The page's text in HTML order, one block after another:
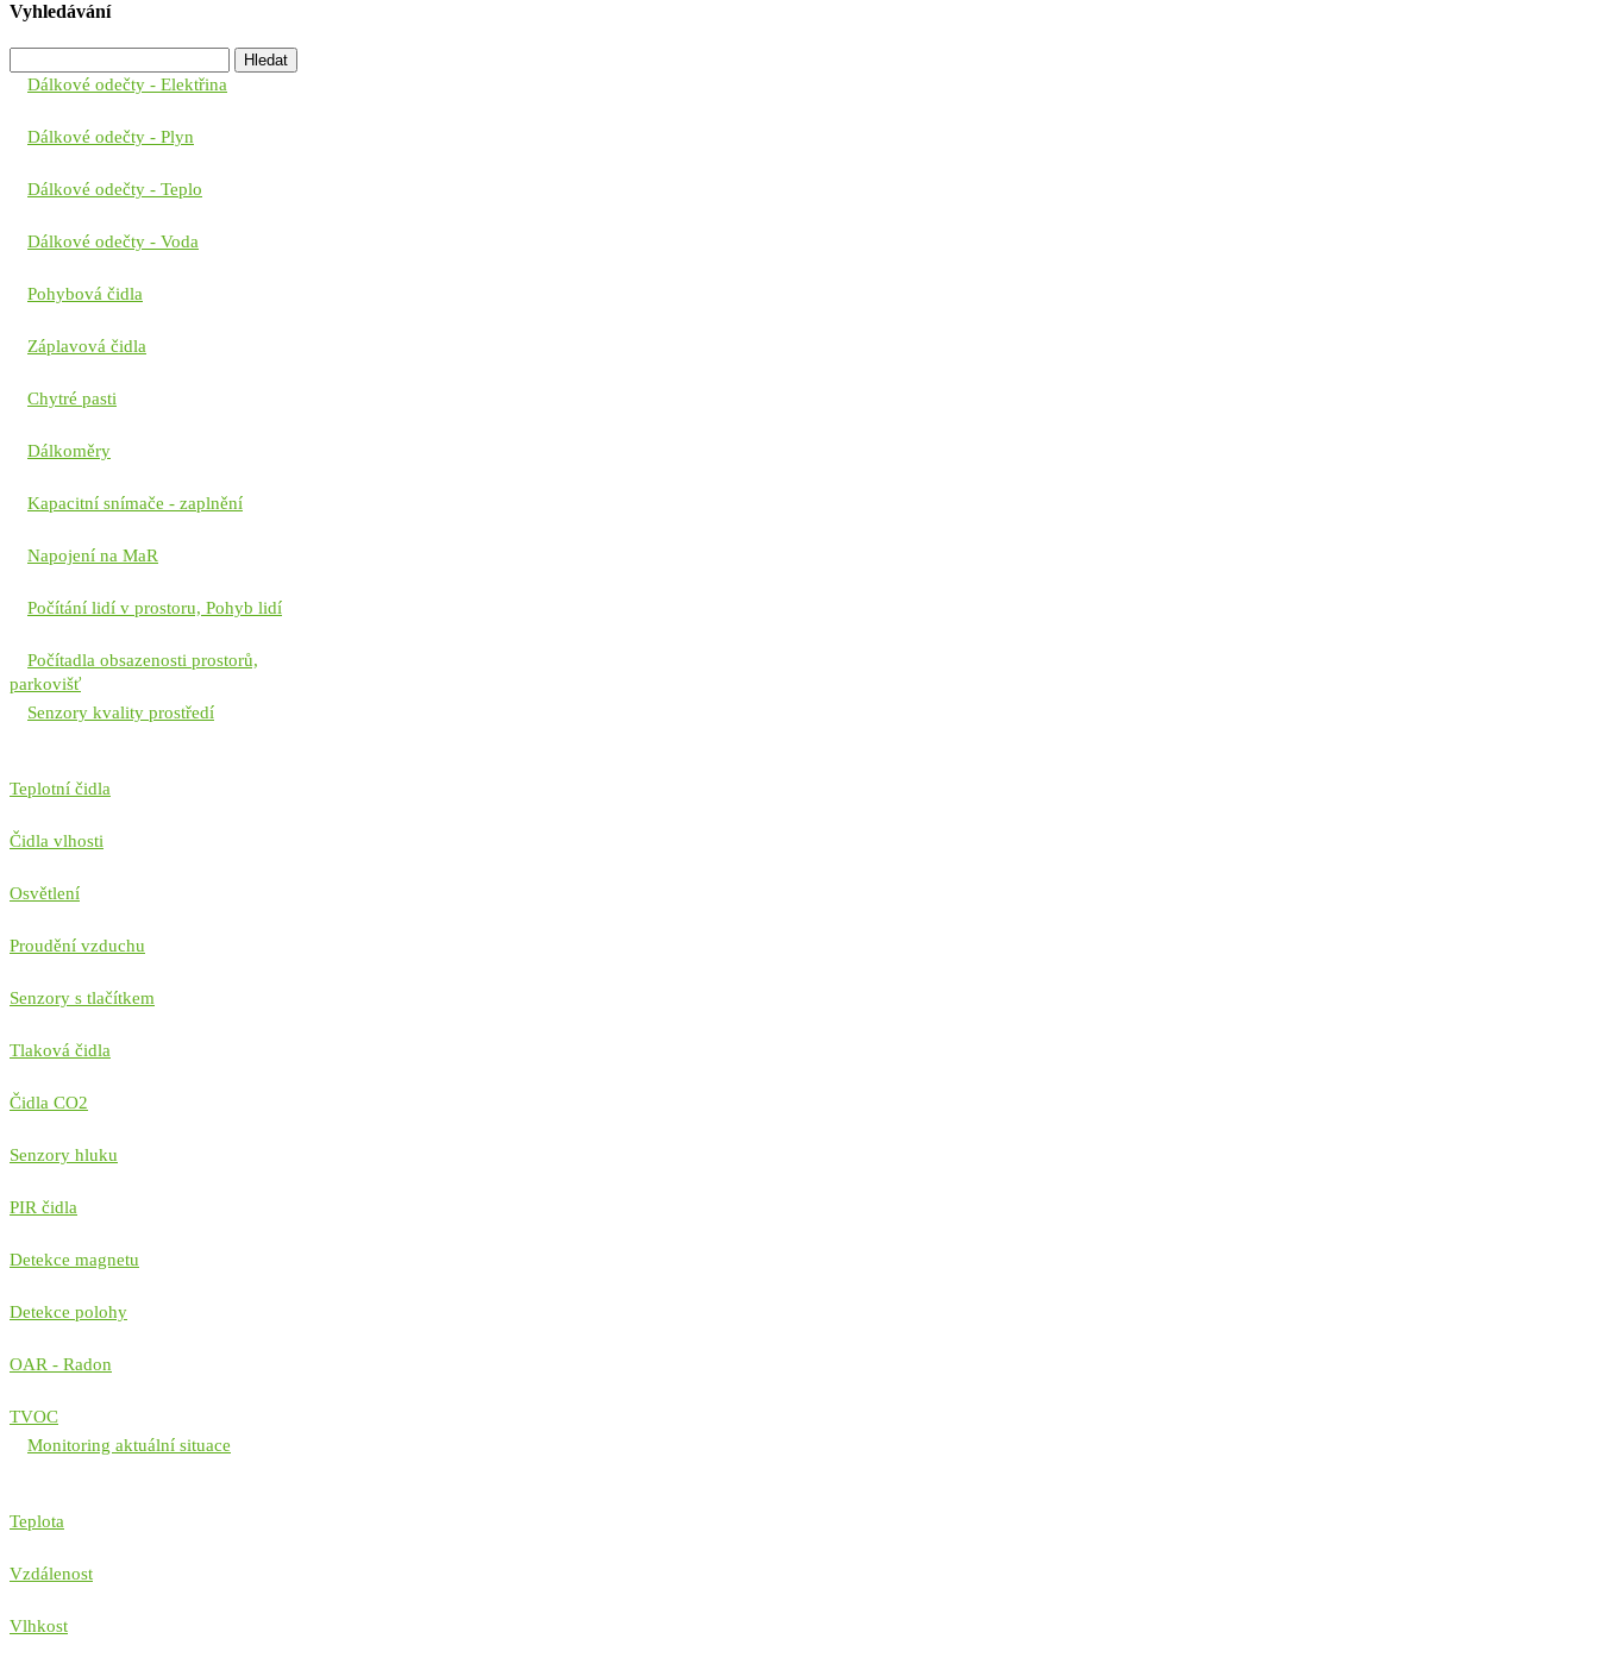
Vyhledávání
Dálkové odečty - Elektřina
Dálkové odečty - Plyn
Dálkové odečty - Teplo
Dálkové odečty - Voda
Pohybová čidla
Záplavová čidla
Chytré pasti
Dálkoměry
Kapacitní snímače - zaplnění
Napojení na MaR
Počítání lidí v prostoru, Pohyb lidí
Počítadla obsazenosti prostorů,
parkovišť
Senzory kvality prostředí
Teplotní čidla
Čidla vlhosti
Osvětlení
Proudění vzduchu
Senzory s tlačítkem
Tlaková čidla
Čidla CO2
Senzory hluku
PIR čidla
Detekce magnetu
Detekce polohy
OAR - Radon
TVOC
Monitoring aktuální situace
Teplota
Vzdálenost
Vlhkost